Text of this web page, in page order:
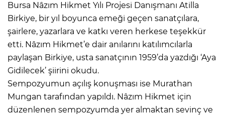
Bursa Nâzım Hikmet Yılı Projesi Danışmanı Atilla
Birkiye, bir yıl boyunca emeği geçen sanatçılara,
şairlere, yazarlara ve katkı veren herkese teşekkür
etti. Nâzım Hikmet’e dair anılarını katılımcılarla
paylaşan Birkiye, usta sanatçının 1959’da yazdığı ‘Aya
Gidilecek’ şiirini okudu.
Sempozyumun açılış konuşması ise Murathan
Mungan tarafından yapıldı. Nâzım Hikmet için
düzenlenen sempozyumda yer almaktan sevinç ve